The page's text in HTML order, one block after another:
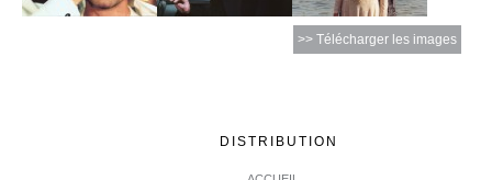
>> Télécharger les images
DISTRIBUTION